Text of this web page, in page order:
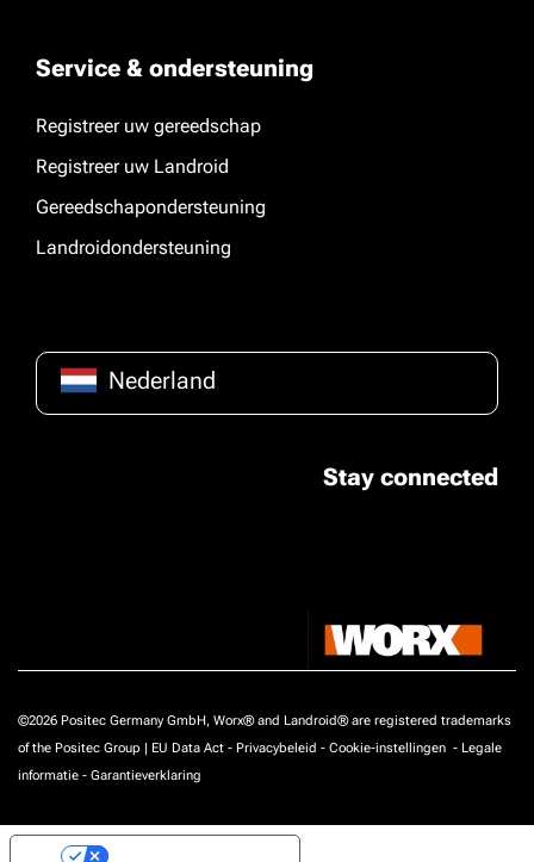
Service & ondersteuning
Registreer uw gereedschap
Registreer uw Landroid
Gereedschapondersteuning
Landroidondersteuning
Nederland
Stay connected
©2026 Positec Germany GmbH, Worx® and Landroid® are registered trademarks
of the Positec Group | EU Data Act - Privacybeleid - Cookie-instellingen - Legale
informatie - Garantieverklaring
Uw privacy-opties